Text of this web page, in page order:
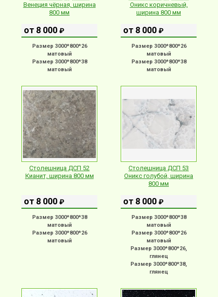
Венеция чёрная, ширина
800 мм
от 8 000 ₽
Размер 3000*800*26
матовый
Размер 3000*800*38
матовый
Оникс коричневый,
ширина 800 мм
от 8 000 ₽
Размер 3000*800*26
матовый
Размер 3000*800*38
матовый
Столешница ДСП 52
Кианит, ширина 800 мм
от 8 000 ₽
Размер 3000*800*38
матовый
Размер 3000*800*26
матовый
Столешница ДСП 53
Оникс голубой, ширина
800 мм
от 8 000 ₽
Размер 3000*800*38
матовый
Размер 3000*800*26
матовый
Размер 3000*800*26,
глянец
Размер 3000*800*38,
глянец